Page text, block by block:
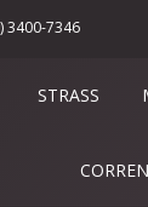
3400-7346
STRASS